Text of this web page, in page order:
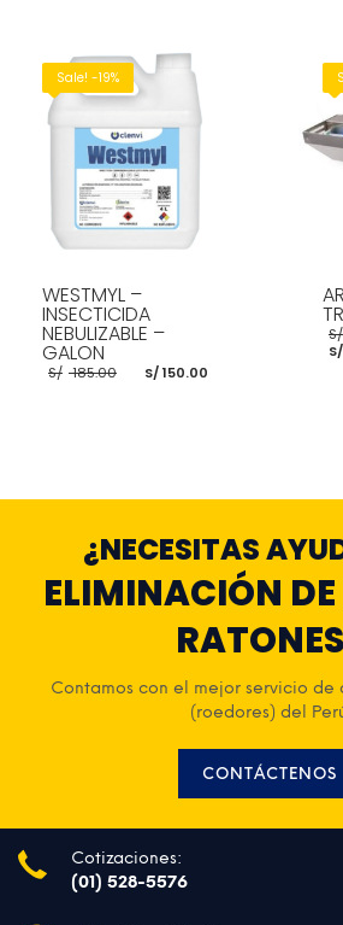
AÑADIR AL CARRITO
Sale! -19%
WESTMYL –
INSECTICIDA
NEBULIZABLE –
GALON
S/ 185.00 El
precio
S/150.00
S/
S/
¿NECESITAS
ELIMINACIÓN
Contamos con el mejor servicio de
(roedores) del
CONTÁCTENOS
Cotizaciones:
(01) 528-5576